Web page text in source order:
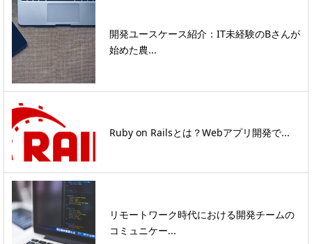
開発ユースケース紹介：IT未経験のBさんが
始めた農...
Ruby on Railsとは？Webアプリ開発で...
リモートワーク時代における開発チームの
コミュニケー...